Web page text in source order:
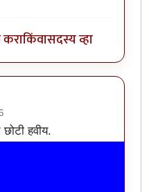
किंवासदस्य व्हा
हवीय.